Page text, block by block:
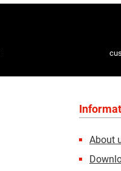
About